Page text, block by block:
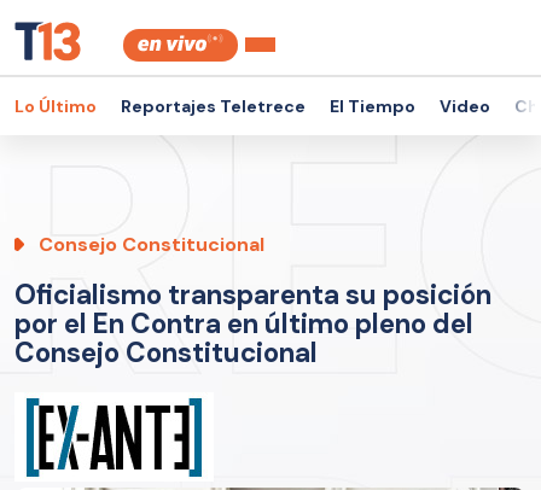
Lo Último Reportajes Teletrece El Tiempo Video
Consejo Constitucional
Oficialismo transparenta su posición
por el En Contra en último pleno del
Consejo Constitucional